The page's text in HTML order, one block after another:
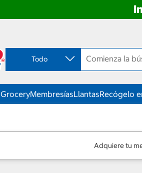
Todo
GroceryMembresíasLlantasRecógelo
Adquiere tu